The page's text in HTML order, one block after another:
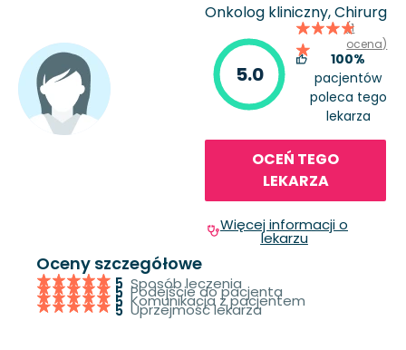
Onkolog kliniczny, Chirurg
5.0
(1
ocena)
100%
pacjentów
poleca tego
lekarza
OCEŃ TEGO
LEKARZA
Więcej informacji o
lekarzu
Oceny szczegółowe
5 Sposób leczenia
5 Podejście do pacjenta
5 Komunikacja z pacjentem
5 Uprzejmość lekarza